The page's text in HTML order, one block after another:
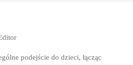
podejście do dzieci, łącząc